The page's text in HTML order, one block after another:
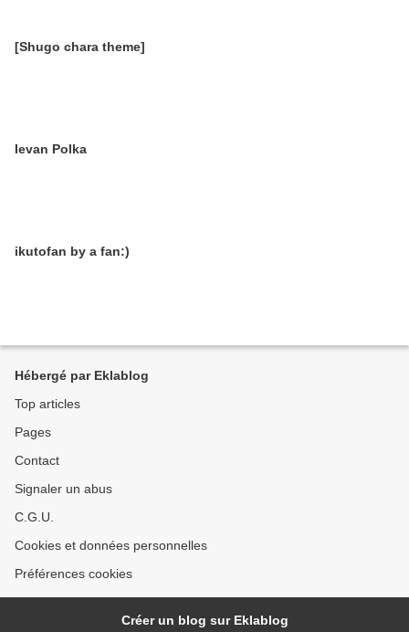
[Shugo chara theme]
Ievan Polka
ikutofan by a fan:)
Hébergé par Eklablog
Top articles
Pages
Contact
Signaler un abus
C.G.U.
Cookies et données personnelles
Préférences cookies
Créer un blog sur Eklablog